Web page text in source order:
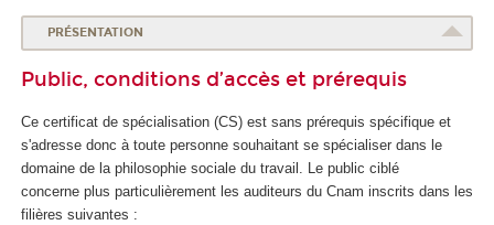
PRÉSENTATION
Public, conditions d’accès et prérequis
Ce certificat de spécialisation (CS) est sans prérequis spécifique et
s'adresse donc à toute personne souhaitant se spécialiser dans le
domaine de la philosophie sociale du travail. Le public ciblé
concerne plus particulièrement les auditeurs du Cnam inscrits dans les
filières suivantes :